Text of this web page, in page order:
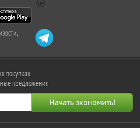
покупках
предложения